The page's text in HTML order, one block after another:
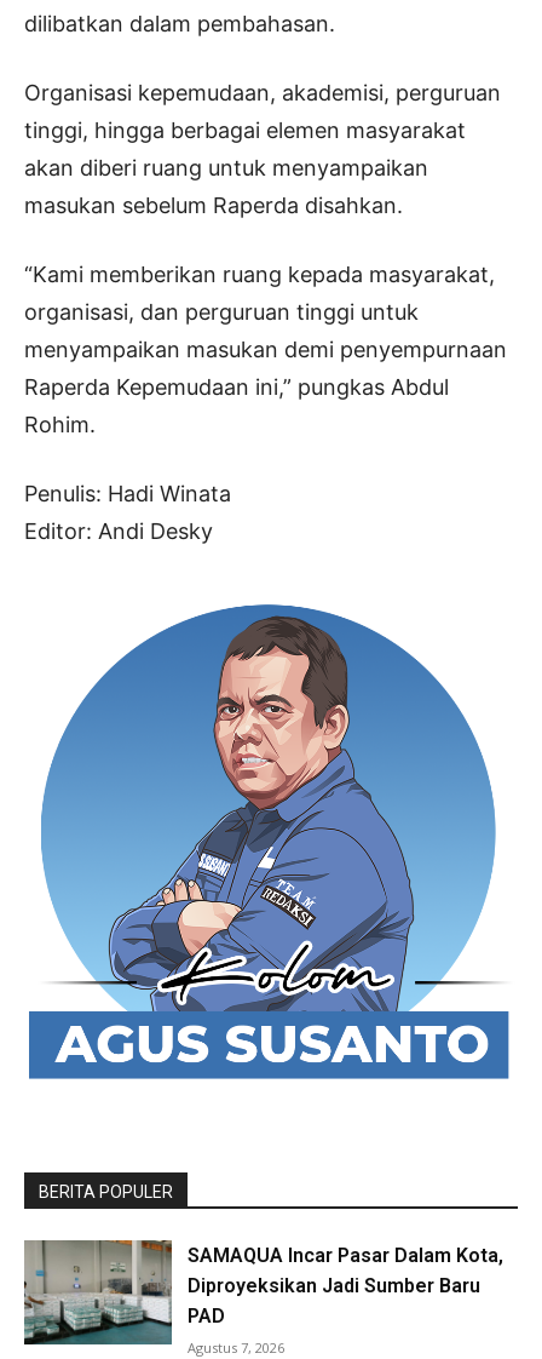
dilibatkan dalam pembahasan.
Organisasi kepemudaan, akademisi, perguruan
tinggi, hingga berbagai elemen masyarakat
akan diberi ruang untuk menyampaikan
masukan sebelum Raperda disahkan.
“Kami memberikan ruang kepada masyarakat,
organisasi, dan perguruan tinggi untuk
menyampaikan masukan demi penyempurnaan
Raperda Kepemudaan ini,” pungkas Abdul
Rohim.
Penulis: Hadi Winata
Editor: Andi Desky
BERITA POPULER
SAMAQUA Incar Pasar Dalam Kota,
Diproyeksikan Jadi Sumber Baru
PAD
Agustus 7, 2026